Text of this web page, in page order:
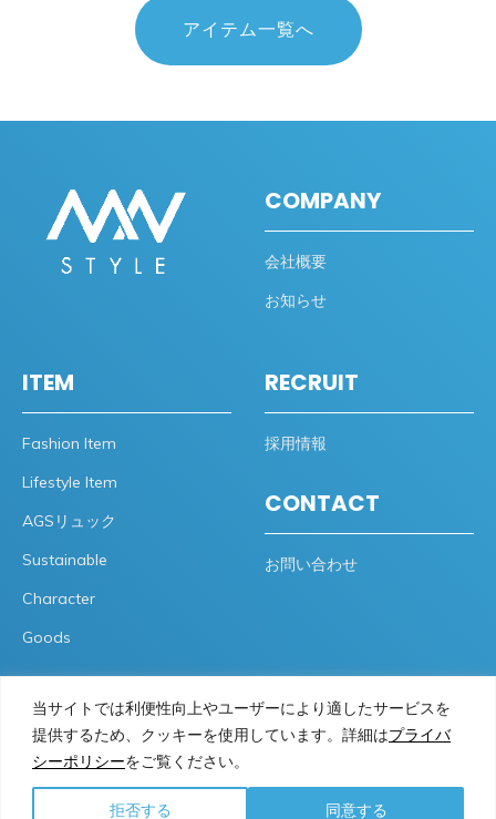
当サイトでは利便性向上やユーザーにより適したサービスを
提供するため、クッキーを使用しています。詳細はプライバ
シーポリシーをご覧ください。
拒否する 同意する
アイテム一覧へ
COMPANY
会社概要
お知らせ
ITEM
Fashion Item
Lifestyle Item
AGSリュック
Sustainable
Character
Goods
RECRUIT
採用情報
CONTACT
お問い合わせ
Copyrights 2025 © MN STYLE CO.,LTD. All Rights Reserved.
プライバシーポリシー